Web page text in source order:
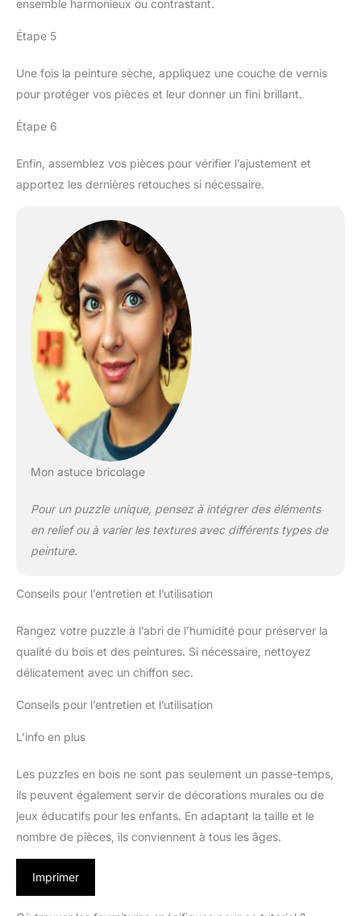
ensemble harmonieux ou contrastant.
Étape 5
Une fois la peinture sèche, appliquez une couche de vernis
pour protéger vos pièces et leur donner un fini brillant.
Étape 6
Enfin, assemblez vos pièces pour vérifier l’ajustement et
apportez les dernières retouches si nécessaire.
Mon astuce bricolage
Pour un puzzle unique, pensez à intégrer des éléments
en relief ou à varier les textures avec différents types de
peinture.
Conseils pour l’entretien et l’utilisation
Rangez votre puzzle à l’abri de l’humidité pour préserver la
qualité du bois et des peintures. Si nécessaire, nettoyez
délicatement avec un chiffon sec.
Conseils pour l’entretien et l’utilisation
L’info en plus
Les puzzles en bois ne sont pas seulement un passe-temps,
ils peuvent également servir de décorations murales ou de
jeux éducatifs pour les enfants. En adaptant la taille et le
nombre de pièces, ils conviennent à tous les âges.
Imprimer